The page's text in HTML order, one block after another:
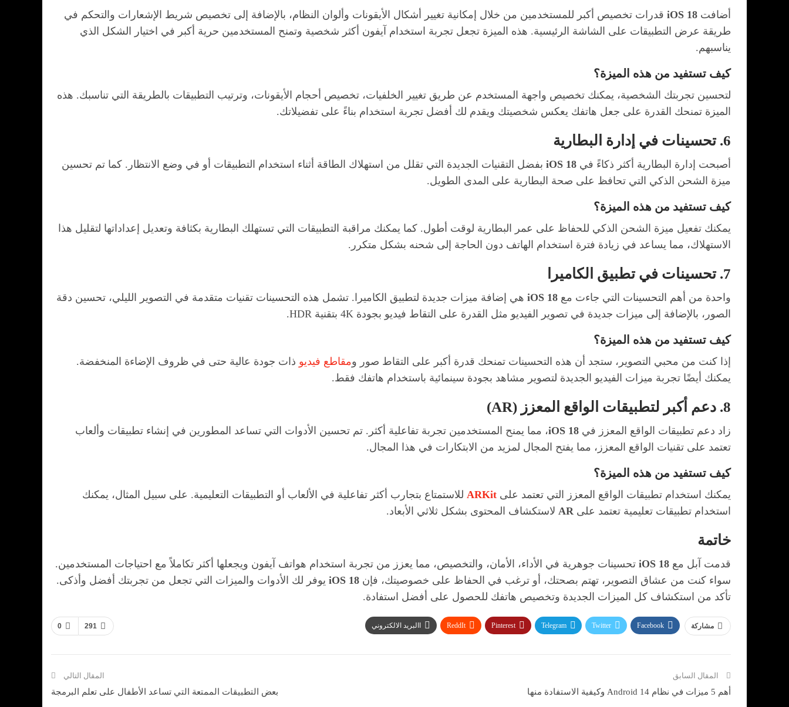
أضافت iOS 18 قدرات تخصيص أكبر للمستخدمين من خلال إمكانية تغيير أشكال الأيقونات وألوان النظام، بالإضافة إلى تخصيص شريط الإشعارات والتحكم في
طريقة عرض التطبيقات على الشاشة الرئيسية. هذه الميزة تجعل تجربة استخدام آيفون أكثر شخصية وتمنح المستخدمين حرية أكبر في اختيار الشكل الذي
يناسبهم.
كيف تستفيد من هذه الميزة؟
لتحسين تجربتك الشخصية، يمكنك تخصيص واجهة المستخدم عن طريق تغيير الخلفيات، تخصيص أحجام الأيقونات، وترتيب التطبيقات بالطريقة التي تناسبك. هذه
الميزة تمنحك القدرة على جعل هاتفك يعكس شخصيتك ويقدم لك أفضل تجربة استخدام بناءً على تفضيلاتك.
6. تحسينات في إدارة البطارية
أصبحت إدارة البطارية أكثر ذكاءً في iOS 18 بفضل التقنيات الجديدة التي تقلل من استهلاك الطاقة أثناء استخدام التطبيقات أو في وضع الانتظار. كما تم تحسين
ميزة الشحن الذكي التي تحافظ على صحة البطارية على المدى الطويل.
كيف تستفيد من هذه الميزة؟
يمكنك تفعيل ميزة الشحن الذكي للحفاظ على عمر البطارية لوقت أطول. كما يمكنك مراقبة التطبيقات التي تستهلك البطارية بكثافة وتعديل إعداداتها لتقليل هذا
الاستهلاك، مما يساعد في زيادة فترة استخدام الهاتف دون الحاجة إلى شحنه بشكل متكرر.
7. تحسينات في تطبيق الكاميرا
واحدة من أهم التحسينات التي جاءت مع iOS 18 هي إضافة ميزات جديدة لتطبيق الكاميرا. تشمل هذه التحسينات تقنيات متقدمة في التصوير الليلي، تحسين دقة
الصور، بالإضافة إلى ميزات جديدة في تصوير الفيديو مثل القدرة على التقاط فيديو بجودة 4K بتقنية HDR.
كيف تستفيد من هذه الميزة؟
إذا كنت من محبي التصوير، ستجد أن هذه التحسينات تمنحك قدرة أكبر على التقاط صور ومقاطع فيديو ذات جودة عالية حتى في ظروف الإضاءة المنخفضة.
يمكنك أيضًا تجربة ميزات الفيديو الجديدة لتصوير مشاهد بجودة سينمائية باستخدام هاتفك فقط.
8. دعم أكبر لتطبيقات الواقع المعزز (AR)
زاد دعم تطبيقات الواقع المعزز في iOS 18، مما يمنح المستخدمين تجربة تفاعلية أكثر. تم تحسين الأدوات التي تساعد المطورين في إنشاء تطبيقات وألعاب
تعتمد على تقنيات الواقع المعزز، مما يفتح المجال لمزيد من الابتكارات في هذا المجال.
كيف تستفيد من هذه الميزة؟
يمكنك استخدام تطبيقات الواقع المعزز التي تعتمد على ARKit للاستمتاع بتجارب أكثر تفاعلية في الألعاب أو التطبيقات التعليمية. على سبيل المثال، يمكنك
استخدام تطبيقات تعليمية تعتمد على AR لاستكشاف المحتوى بشكل ثلاثي الأبعاد.
خاتمة
قدمت آبل مع iOS 18 تحسينات جوهرية في الأداء، الأمان، والتخصيص، مما يعزز من تجربة استخدام هواتف آيفون ويجعلها أكثر تكاملاً مع احتياجات المستخدمين.
سواء كنت من عشاق التصوير، تهتم بصحتك، أو ترغب في الحفاظ على خصوصيتك، فإن iOS 18 يوفر لك الأدوات والميزات التي تجعل من تجربتك أفضل وأذكى.
تأكد من استكشاف كل الميزات الجديدة وتخصيص هاتفك للحصول على أفضل استفادة.
0 291 مشاركة Facebook
Twitter
Telegram
Pinterest
ReddIt االبريد الالكتروني
المقال السابق
أهم 5 ميزات في نظام Android 14 وكيفية الاستفادة منها
المقال التالي
بعض التطبيقات الممتعة التي تساعد الأطفال على تعلم البرمجة